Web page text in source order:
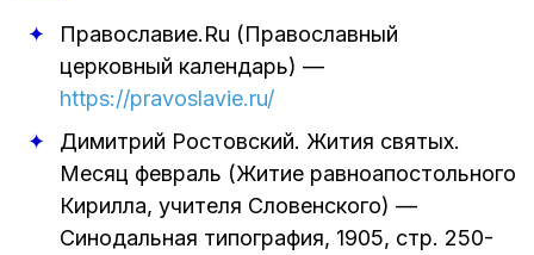
Православие.Ru (Православный
церковный календарь) —
https://pravoslavie.ru/
Димитрий Ростовский. Жития святых.
Месяц февраль (Житие равноапостольного
Кирилла, учителя Словенского) —
Синодальная типография, 1905, стр. 250-